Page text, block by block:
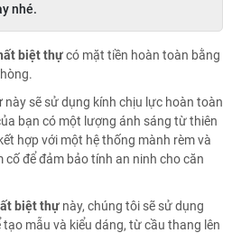
nhé.
biệt thựcó mặt tiền hoàn toàn bằng
này sẽ sử dụng kính chịu lực hoàn toàn
bạn có một lượng ánh sáng từ thiên
hợp với một hệ thống mành rèm và
để đảm bảo tính an ninh cho căn
biệt thự này, chúng tôi sẽ sử dụng
mẫu và kiểu dáng, từ cầu thang lên